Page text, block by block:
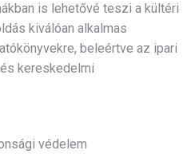
is lehetővé teszi a kültéri
kiválóan alkalmas
beleértve az ipari
kereskedelmi
védelem